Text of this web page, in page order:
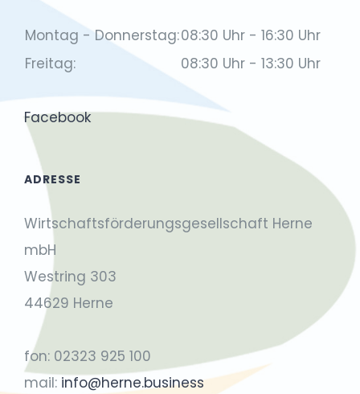
Montag - Donnerstag:08:30 Uhr - 16:30 Uhr
Freitag:
08:30 Uhr - 13:30 Uhr
Facebook
ADRESSE
Wirtschaftsförderungsgesellschaft Herne
mbH
Westring 303
44629 Herne
fon: 02323 925 100
mail: info@herne.business